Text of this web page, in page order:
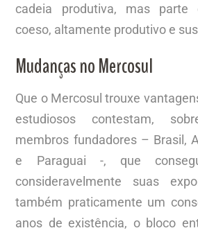
cadeia produtiva, mas
coeso, altamente produtivo e
Mudanças no Mercosul
Que o Mercosul trouxe
estudiosos contestam,
membros fundadores – Brasil,
e Paraguai -, que
consideravelmente suas
também praticamente um
anos de existência, o bloco